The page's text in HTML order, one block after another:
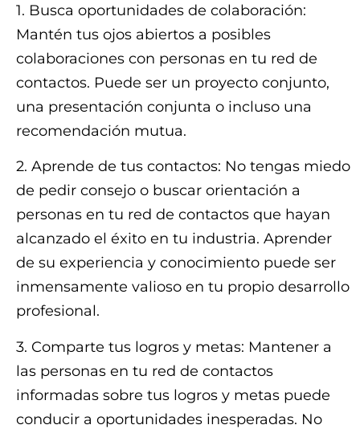
1. Busca oportunidades de colaboración:
Mantén tus ojos abiertos a posibles
colaboraciones con personas en tu red de
contactos. Puede ser un proyecto conjunto,
una presentación conjunta o incluso una
recomendación mutua.
2. Aprende de tus contactos: No tengas miedo
de pedir consejo o buscar orientación a
personas en tu red de contactos que hayan
alcanzado el éxito en tu industria. Aprender
de su experiencia y conocimiento puede ser
inmensamente valioso en tu propio desarrollo
profesional.
3. Comparte tus logros y metas: Mantener a
las personas en tu red de contactos
informadas sobre tus logros y metas puede
conducir a oportunidades inesperadas. No